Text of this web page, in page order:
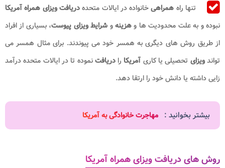
تنها راه همراهیخانواده در ایالات متحدهدریافت ویزای همراه آمریکا
نبوده و به علت محدودیت ها وهزینهو شرایط ویزای پیوست، بسیاری از افراد
از طریق روش های دیگری به همسر خود می پیوندند. برای مثال همسر می
تواندویزای تحصیلی یا کاری آمریکا رادریافتنموده تا در ایالات متحده درآمد
زایی داشته یا دانش خود را ارتقا دهد.
بیشتر بخوانید : مهاجرت خانوادگی به آمریکا
روش های دریافت ویزای همراه آمریکا